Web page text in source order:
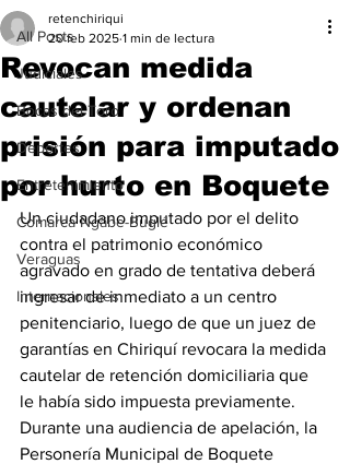
All Posts
Judiciales
Bocas del Toro
Deportes
Entretenimiento
Comarca Ngäbe-Buglé
Veraguas
Internacionales
Revocan medida
cautelar y ordenan
prisión para imputado
por hurto en Boquete
retenchiriqui
20 feb 2025 1 min de lectura
Un ciudadano imputado por el delito
contra el patrimonio económico
agravado en grado de tentativa deberá
ingresar de inmediato a un centro
penitenciario, luego de que un juez de
garantías en Chiriquí revocara la medida
cautelar de retención domiciliaria que
le había sido impuesta previamente.
Durante una audiencia de apelación, la
Personería Municipal de Boquete